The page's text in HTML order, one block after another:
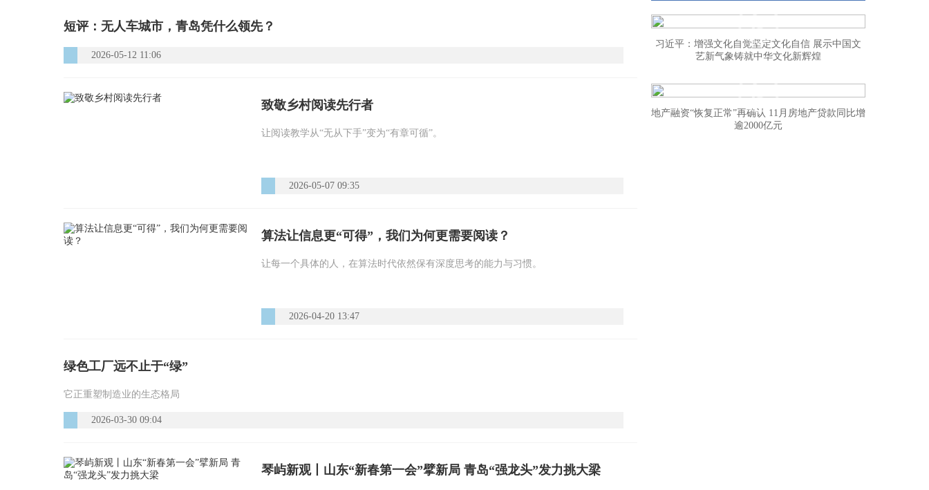
短评：无人车城市，青岛凭什么领先？
2026-05-12 11:06
致敬乡村阅读先行者
让阅读教学从“无从下手”变为“有章可循”。
2026-05-07 09:35
算法让信息更“可得”，我们为何更需要阅读？
让每一个具体的人，在算法时代依然保有深度思考的能力与习惯。
2026-04-20 13:47
绿色工厂远不止于“绿”
它正重塑制造业的生态格局
2026-03-30 09:04
琴屿新观丨山东“新春第一会”擘新局 青岛“强龙头”发力挑大梁
习近平：增强文化自觉坚定文化自信 展示中国文
艺新气象铸就中华文化新辉煌
地产融资“恢复正常”再确认 11月房地产贷款同比增
逾2000亿元